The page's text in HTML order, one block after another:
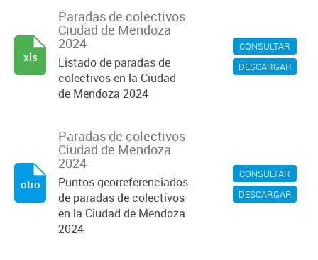
CONSULTAR
DESCARGAR
Paradas de colectivos
Ciudad de Mendoza
2024
Listado de paradas de
colectivos en la Ciudad
de Mendoza 2024
xls
CONSULTAR
DESCARGAR
Paradas de colectivos
Ciudad de Mendoza
2024
Puntos georreferenciados
de paradas de colectivos
en la Ciudad de Mendoza
2024
otro